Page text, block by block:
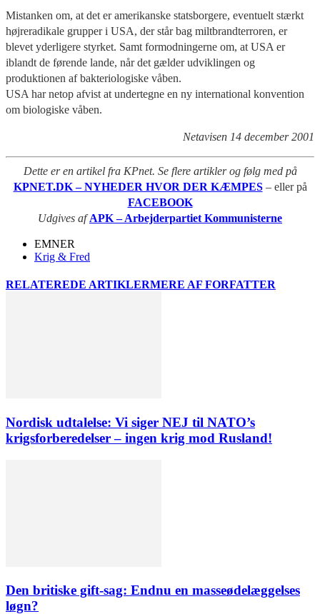
Mistanken om, at det er amerikanske statsborgere, eventuelt stærkt
højreradikale grupper i USA, der står bag miltbrandterroren, er
blevet yderligere styrket. Samt formodningerne om, at USA er
iblandt de førende lande, når det gælder udviklingen og
produktionen af bakteriologiske våben.
USA har netop afvist at undertegne en ny international konvention
om biologiske våben.
Netavisen 14 december 2001
Dette er en artikel fra KPnet. Se flere artikler og følg med på
KPNET.DK – NYHEDER HVOR DER KÆMPES – eller på
FACEBOOK
Udgives afAPK – Arbejderpartiet Kommunisterne
EMNER
Krig & Fred
RELATEREDE ARTIKLERMERE AF FORFATTER
Nordisk udtalelse: Vi siger NEJ til NATO’s
krigsforberedelser – ingen krig mod Rusland!
Den britiske gift-sag: Endnu en masseødelæggelses
løgn?